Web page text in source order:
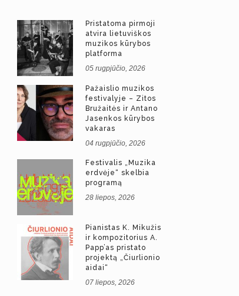
Pristatoma pirmoji
atvira lietuviškos
muzikos kūrybos
platforma
05 rugpjūčio, 2026
Pažaislio muzikos
festivalyje – Zitos
Bružaitės ir Antano
Jasenkos kūrybos
vakaras
04 rugpjūčio, 2026
Festivalis „Muzika
erdvėje“ skelbia
programą
28 liepos, 2026
Pianistas K. Mikužis
ir kompozitorius A.
Papp’as pristato
projektą „Čiurlionio
aidai“
07 liepos, 2026